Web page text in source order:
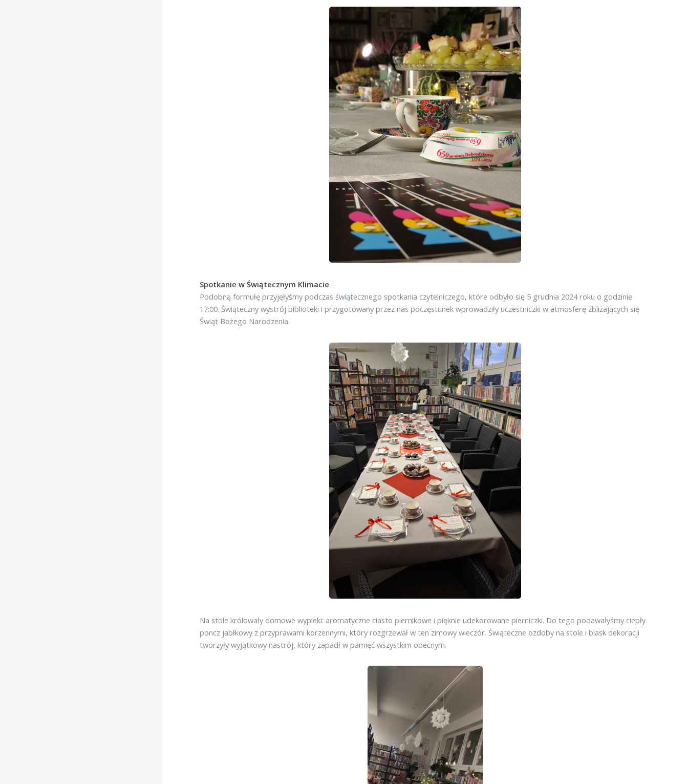
Spotkanie w Świątecznym Klimacie
Podobną formułę przyjęłyśmy podczas świątecznego spotkania czytelniczego, które odbyło się 5 grudnia 2024 roku o godzinie
17:00. Świąteczny wystrój biblioteki i przygotowany przez nas poczęstunek wprowadziły uczestniczki w atmosferę zbliżających się
Świąt Bożego Narodzenia.
Na stole królowały domowe wypieki: aromatyczne ciasto piernikowe i pięknie udekorowane pierniczki. Do tego podawałyśmy ciepły
poncz jabłkowy z przyprawami korzennymi, który rozgrzewał w ten zimowy wieczór. Świąteczne ozdoby na stole i blask dekoracji
tworzyły wyjątkowy nastrój, który zapadł w pamięć wszystkim obecnym.